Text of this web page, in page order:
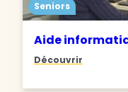
Seniors
Aide
Découvrir